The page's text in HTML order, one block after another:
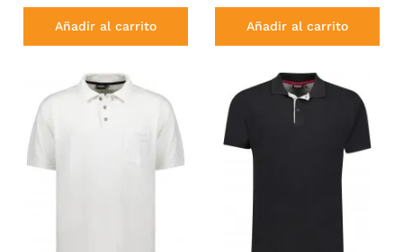
Añadir al carrito Añadir al carrito